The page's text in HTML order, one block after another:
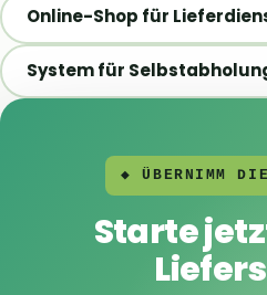
Online-Shop für
System für
◆ ÜBERNIMM
Starte